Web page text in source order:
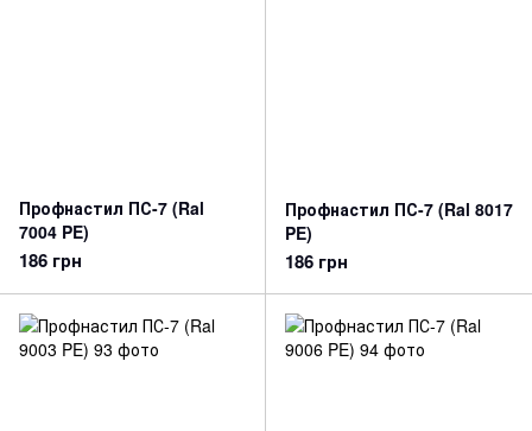
Профнастил ПС-7 (Ral
7004 PE)
186 грн
Профнастил ПС-7 (Ral 8017
PE)
186 грн